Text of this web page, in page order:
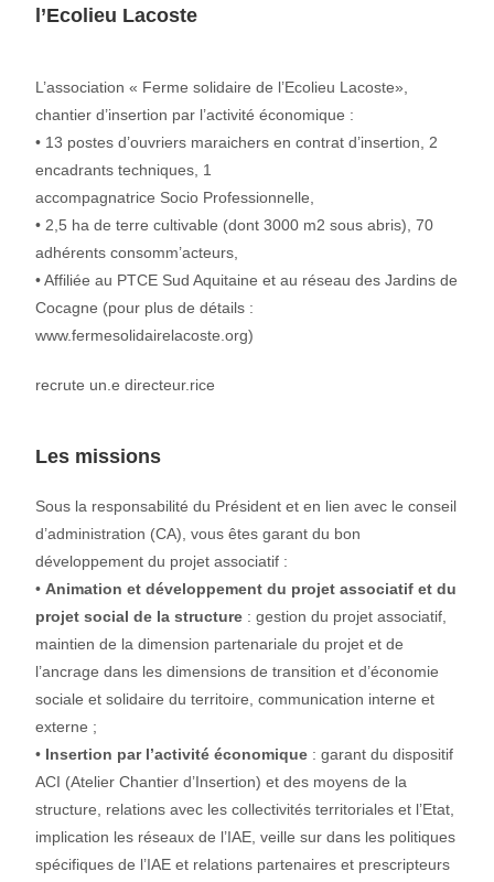
l’Ecolieu Lacoste
L’association « Ferme solidaire de l’Ecolieu Lacoste»,
chantier d’insertion par l’activité économique :
• 13 postes d’ouvriers maraichers en contrat d’insertion, 2
encadrants techniques, 1
accompagnatrice Socio Professionnelle,
• 2,5 ha de terre cultivable (dont 3000 m2 sous abris), 70
adhérents consomm’acteurs,
• Affiliée au PTCE Sud Aquitaine et au réseau des Jardins de
Cocagne (pour plus de détails :
www.fermesolidairelacoste.org)
recrute un.e directeur.rice
Les missions
Sous la responsabilité du Président et en lien avec le conseil
d’administration (CA), vous êtes garant du bon
développement du projet associatif :
• Animation et développement du projet associatif et du
projet social de la structure : gestion du projet associatif,
maintien de la dimension partenariale du projet et de
l’ancrage dans les dimensions de transition et d’économie
sociale et solidaire du territoire, communication interne et
externe ;
• Insertion par l’activité économique : garant du dispositif
ACI (Atelier Chantier d’Insertion) et des moyens de la
structure, relations avec les collectivités territoriales et l’Etat,
implication les réseaux de l’IAE, veille sur dans les politiques
spécifiques de l’IAE et relations partenaires et prescripteurs